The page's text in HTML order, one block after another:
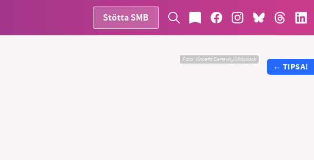
Stötta SMB
Foto: Vincent Genevay/Unsplash
← TIPSA!